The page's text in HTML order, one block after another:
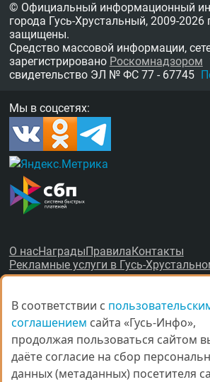
© Официальный информационный
города Гусь-Хрустальный, 2009-2026
защищены.
Средство массовой информации,
зарегистрировано Роскомнадзором
свидетельство ЭЛ № ФС 77 - 67745
Мы в соцсетях:
О насНаградыПравилаКонтакты
Рекламные услуги в Гусь-
© Все права защищены.
При копировании материалов ссыл­ка на
В соответствии с
соглашением сайта «Гусь-Инфо»,
продолжая пользоваться сайтом
даёте согласие на сбор
данных (метаданных) посетителя
В соответствии с
соглашением сайта «Гусь-Инфо»,
продолжая пользоваться сайтом
даёте согласие на сбор
данных (метаданных) посетителя